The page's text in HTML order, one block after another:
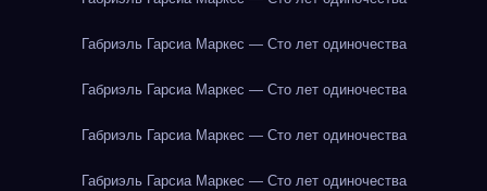
Габриэль Гарсиа Маркес — Сто лет одиночества
Габриэль Гарсиа Маркес — Сто лет одиночества
Габриэль Гарсиа Маркес — Сто лет одиночества
Габриэль Гарсиа Маркес — Сто лет одиночества